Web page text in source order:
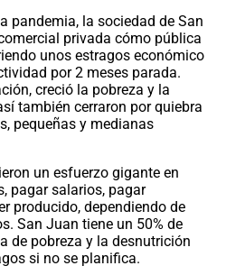
pandemia, la sociedad de San
privada cómo pública
unos estragos económico
por 2 meses parada.
creció la pobreza y la
también cerraron por quiebra
pequeñas y medianas
un esfuerzo gigante en
pagar salarios, pagar
producido, dependiendo de
San Juan tiene un 50% de
de pobreza y la desnutrición
si no se planifica.